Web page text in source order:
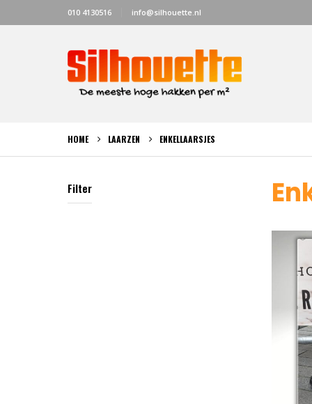
010 4130516 info@silhouette.nl
HOME LAARZEN ENKELLAARSJES
Filter